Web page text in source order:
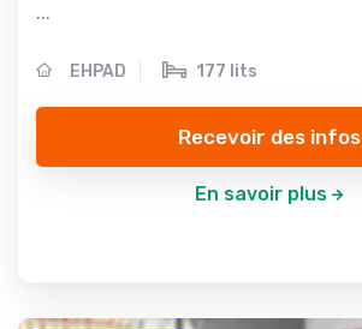
...
EHPAD 177 lits
Recevoir des infos
En savoir plus